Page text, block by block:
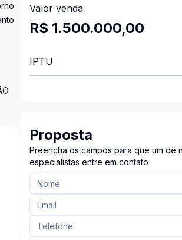
Valor venda
R$ 1.500.000,00
IPTU
Proposta
Preencha os campos para que um de
especialistas entre em contato